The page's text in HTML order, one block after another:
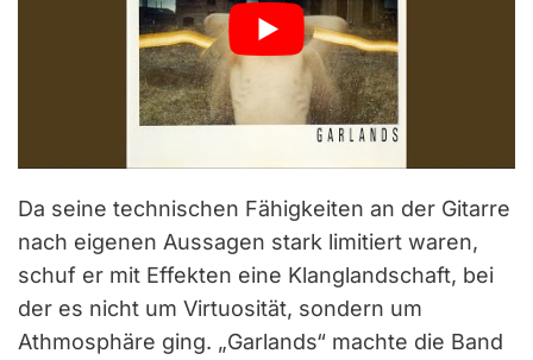
Da seine technischen Fähigkeiten an der Gitarre
nach eigenen Aussagen stark limitiert waren,
schuf er mit Effekten eine Klanglandschaft, bei
der es nicht um Virtuosität, sondern um
Athmosphäre ging. „Garlands“ machte die Band